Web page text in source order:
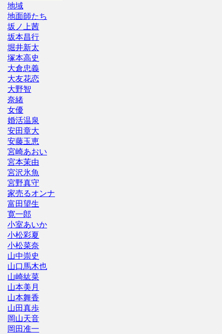
地域
地面師たち
坂ノ上茜
坂本昌行
堀井新太
塚本高史
大倉忠義
大友花恋
大野智
奈緒
女優
婚活温泉
安田章大
安藤玉恵
宮崎あおい
宮本茉由
宮沢氷魚
宮野真守
家売るオンナ
富田望生
寛一郎
小室あいか
小松彩夏
小松菜奈
山中崇史
山口馬木也
山崎紘菜
山本美月
山本舞香
山田真歩
岡山天音
岡田准一